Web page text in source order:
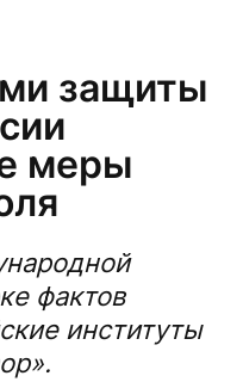
защиты
меры
фактов
институты